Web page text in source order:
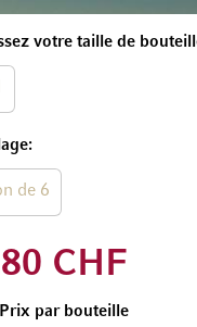
votre taille de
de 6
CHF
Prix par bouteille